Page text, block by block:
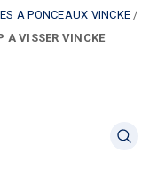
A PONCEAUX VINCKE/
A VISSER VINCKE